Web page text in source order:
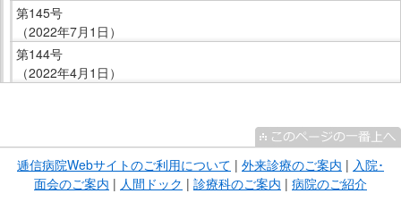
第145号
（2022年7月1日）
第144号
（2022年4月1日）
ま逓信病院Webサイトのご利用について | 外来診療のご案内 | 入院･
面会のご案内 | 人間ドック | 診療科のご案内 | 病院のご紹介